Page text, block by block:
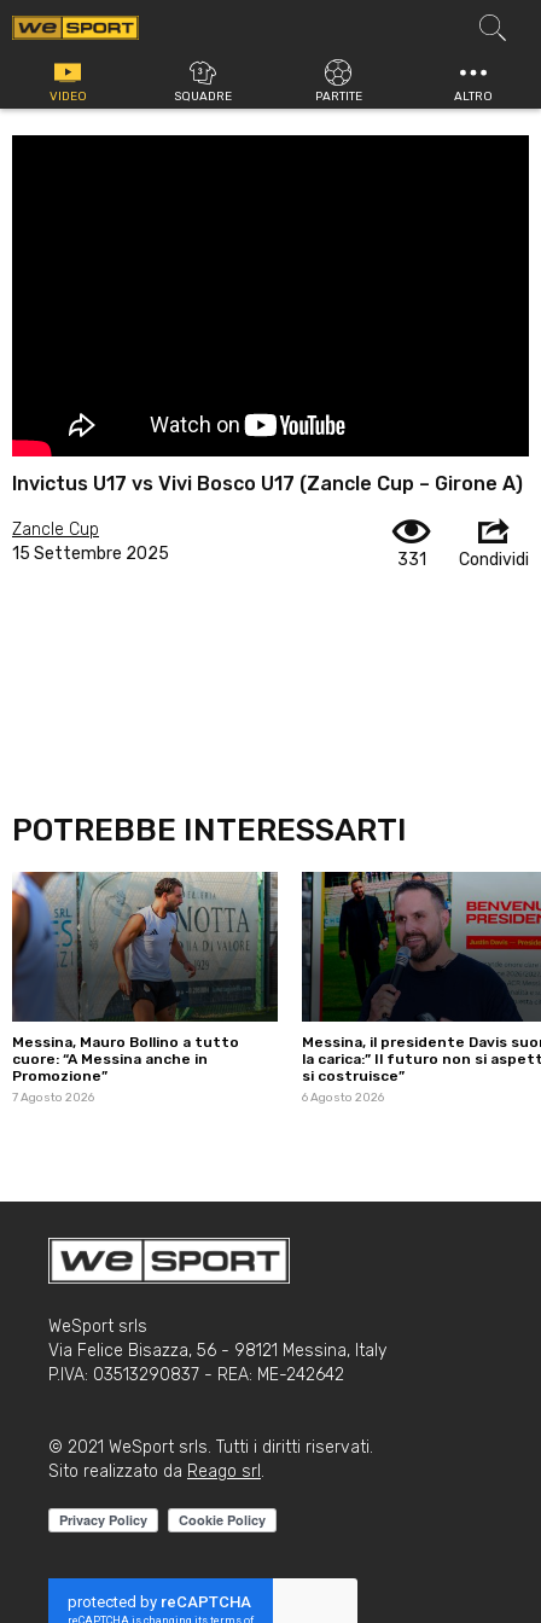
Vai
al
contenuto
VIDEO SQUADRE PARTITE ALTRO
Invictus U17 vs Vivi Bosco U17 (Zancle Cup – Girone A)
Zancle Cup
15 Settembre 2025
331 Condividi
POTREBBE INTERESSARTI
Messina, Mauro Bollino a tutto
cuore: “A Messina anche in
Promozione”
7 Agosto 2026
Messina, il presidente Davis
la carica:” Il futuro non si
si costruisce”
6 Agosto 2026
WeSport srls
Via Felice Bisazza, 56 - 98121 Messina, Italy
P.IVA: 03513290837 - REA: ME-242642
© 2021 WeSport srls. Tutti i diritti riservati.
Sito realizzato da Reago srl .